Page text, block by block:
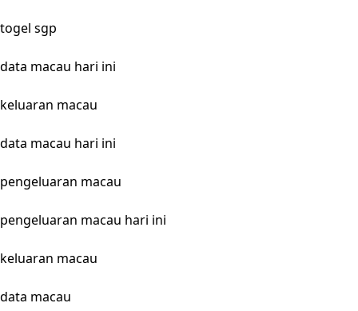
togel sgp
data macau hari ini
keluaran macau
data macau hari ini
pengeluaran macau
pengeluaran macau hari ini
keluaran macau
data macau